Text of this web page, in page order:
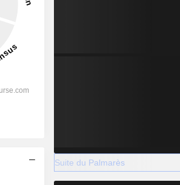
Suite du Palmarès